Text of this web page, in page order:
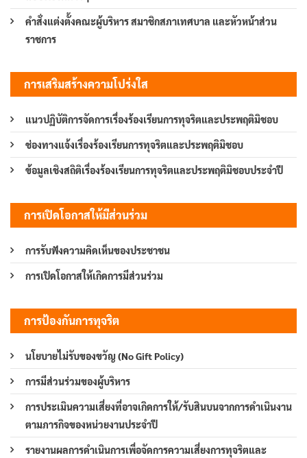
คำสั่งแต่งตั้งคณะผู้บริหาร สมาชิกสภาเทศบาล และหัวหน้าส่วน
ราชการ
การเสริมสร้างความโปร่งใส
แนวปฏิบัติการจัดการเรื่องร้องเรียนการทุจริตและประพฤติมิชอบ
ช่องทางแจ้งเรื่องร้องเรียนการทุจริตและประพฤติมิชอบ
ข้อมูลเชิงสถิติเรื่องร้องเรียนการทุจริตและประพฤติมิชอบประจำปี
การเปิดโอกาสให้มีส่วนร่วม
การรับฟังความคิดเห็นของประชาชน
การเปิดโอกาสให้เกิดการมีส่วนร่วม
การป้องกันการทุจริต
นโยบายไม่รับของขวัญ (No Gift Policy)
การมีส่วนร่วมของผู้บริหาร
การประเมินความเสี่ยงที่อาจเกิดการให้/รับสินบนจากการดำเนินงาน
ตามภารกิจของหน่วยงานประจำปี
รายงานผลการดำเนินการเพื่อจัดการความเสี่ยงการทุจริตและ